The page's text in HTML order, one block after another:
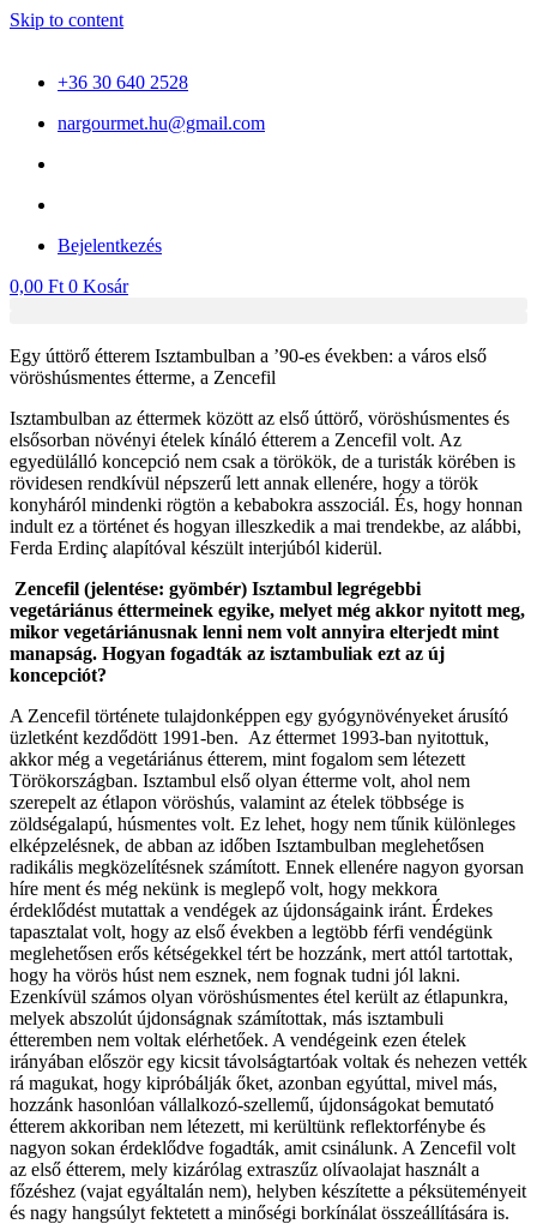
Skip to content
+36 30 640 2528
nargourmet.hu@gmail.com
Bejelentkezés
0,00 Ft 0 Kosár
Egy úttörő étterem Isztambulban a ’90-es években: a város első
vöröshúsmentes étterme, a Zencefil
Isztambulban az éttermek között az első úttörő, vöröshúsmentes és
elsősorban növényi ételek kínáló étterem a Zencefil volt. Az
egyedülálló koncepció nem csak a törökök, de a turisták körében is
rövidesen rendkívül népszerű lett annak ellenére, hogy a török
konyháról mindenki rögtön a kebabokra asszociál. És, hogy honnan
indult ez a történet és hogyan illeszkedik a mai trendekbe, az alábbi,
Ferda Erdinç alapítóval készült interjúból kiderül.
Zencefil (jelentése: gyömbér) Isztambul legrégebbi
vegetáriánus éttermeinek egyike, melyet még akkor nyitott meg,
mikor vegetáriánusnak lenni nem volt annyira elterjedt mint
manapság. Hogyan fogadták az isztambuliak ezt az új
koncepciót?
A Zencefil története tulajdonképpen egy gyógynövényeket árusító
üzletként kezdődött 1991-ben. Az éttermet 1993-ban nyitottuk,
akkor még a vegetáriánus étterem, mint fogalom sem létezett
Törökországban. Isztambul első olyan étterme volt, ahol nem
szerepelt az étlapon vöröshús, valamint az ételek többsége is
zöldségalapú, húsmentes volt. Ez lehet, hogy nem tűnik különleges
elképzelésnek, de abban az időben Isztambulban meglehetősen
radikális megközelítésnek számított. Ennek ellenére nagyon gyorsan
híre ment és még nekünk is meglepő volt, hogy mekkora
érdeklődést mutattak a vendégek az újdonságaink iránt. Érdekes
tapasztalat volt, hogy az első években a legtöbb férfi vendégünk
meglehetősen erős kétségekkel tért be hozzánk, mert attól tartottak,
hogy ha vörös húst nem esznek, nem fognak tudni jól lakni.
Ezenkívül számos olyan vöröshúsmentes étel került az étlapunkra,
melyek abszolút újdonságnak számítottak, más isztambuli
étteremben nem voltak elérhetőek. A vendégeink ezen ételek
irányában először egy kicsit távolságtartóak voltak és nehezen vették
rá magukat, hogy kipróbálják őket, azonban egyúttal, mivel más,
hozzánk hasonlóan vállalkozó-szellemű, újdonságokat bemutató
étterem akkoriban nem létezett, mi kerültünk reflektorfénybe és
nagyon sokan érdeklődve fogadták, amit csinálunk. A Zencefil volt
az első étterem, mely kizárólag extraszűz olívaolajat használt a
főzéshez (vajat egyáltalán nem), helyben készítette a péksüteményeit
és nagy hangsúlyt fektetett a minőségi borkínálat összeállítására is.